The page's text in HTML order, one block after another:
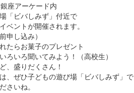
座アーケード内
「ビバしみず」付近で
ベントが開催されます。
申し込み）
たらお菓子のプレゼント
ろいろ聞いてみよう！（高校生）
、盛りだくさん！
、ぜひ子どもの遊び場「ビバしみず」で
さいね。